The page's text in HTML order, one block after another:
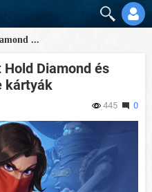
...
Diamond és
kártyák
445 0